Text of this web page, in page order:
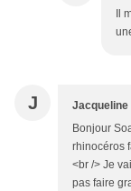
Il
J Jacqueline
Bonjour
rhinocéros
<br /> Je
pas faire